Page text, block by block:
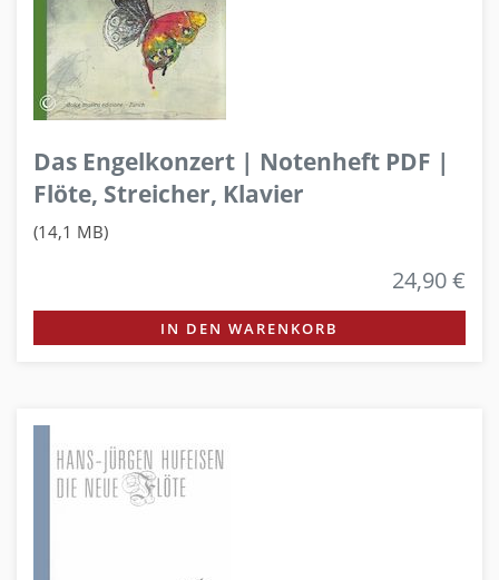
Das Engelkonzert | Notenheft PDF |
Flöte, Streicher, Klavier
(14,1 MB)
24,90 €
IN DEN WARENKORB